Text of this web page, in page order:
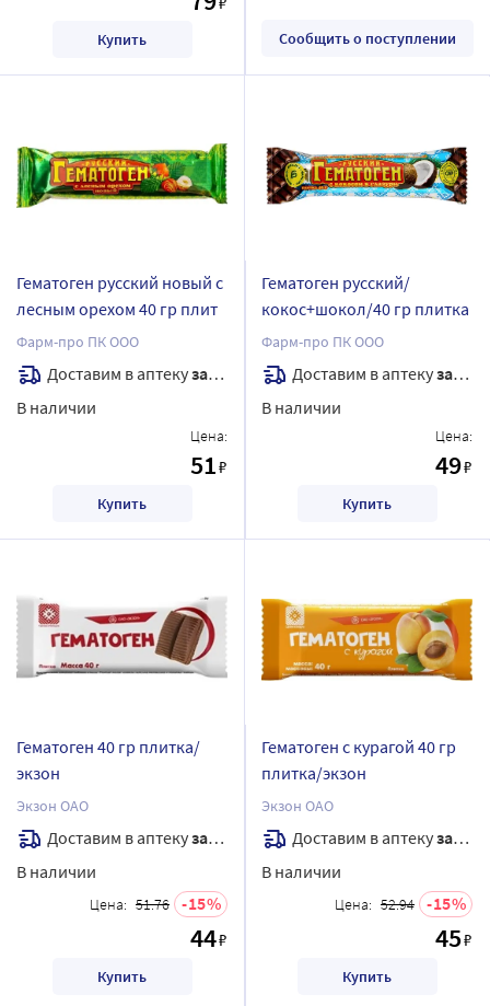
Купить Сообщить о поступлении
Гематоген русский новый с
лесным орехом 40 гр плит
Фарм-про ПК ООО
Доставим в аптекузавтра
В наличии
Цена:
51₽
Купить
Гематоген русский/
кокос+шокол/40 гр плитка
Фарм-про ПК ООО
Доставим в аптекузавтра
В наличии
Цена:
49₽
Купить
Гематоген 40 гр плитка/
экзон
Экзон ОАО
Доставим в аптекузавтра
В наличии
Цена: 51.76 15
44₽
Купить
Гематоген с курагой 40 гр
плитка/экзон
Экзон ОАО
Доставим в аптекузавтра
В наличии
Цена: 52.94 15
45₽
Купить